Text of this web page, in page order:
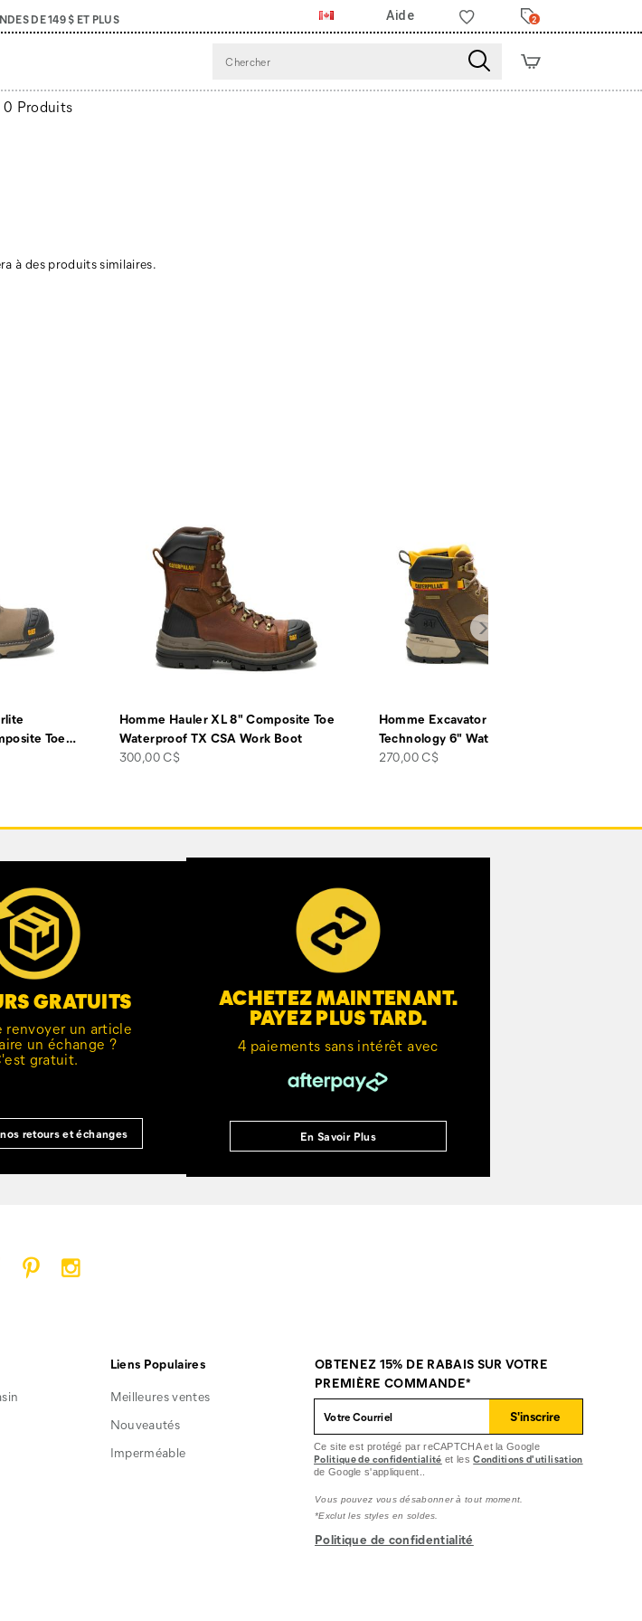
DE 149 $ ET PLUS Aide 2
0 Produits
à des produits similaires.
Toe…
Homme Hauler XL 8" Composite Toe
Waterproof TX CSA Work Boot
price
300,00 C$
Homme Excavator ft Power Spring™
Technology 6" Waterproof
price
270,00 C$
GRATUITS
renvoyer un article
un échange ?
gratuit.
retours et échanges
ACHETEZ MAINTENANT.
PAYEZ PLUS TARD.
4 paiements sans intérêt avec
En Savoir Plus
Liens Populaires
Meilleures ventes
Nouveautés
Imperméable
OBTENEZ 15% DE RABAIS SUR VOTRE
PREMIÈRE COMMANDE*
S'inscrire
Ce site est protégé par reCAPTCHA et la Google
Politique de confidentialité et lesConditions d'utilisation
de Google s'appliquent..
Vous pouvez vous désabonner à tout moment.
*Exclut les styles en soldes.
Politique de confidentialité